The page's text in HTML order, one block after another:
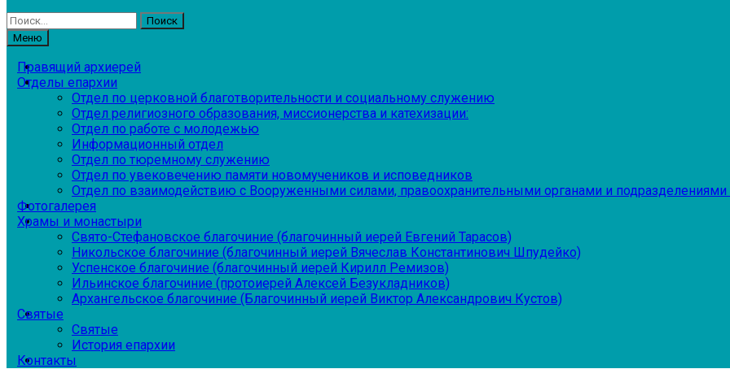
Найти:
Меню
Правящий архиерей
Отделы епархии
Отдел по церковной благотворительности и социальному служению
Отдел религиозного образования, миссионерства и катехизации:
Отдел по работе с молодежью
Информационный отдел
Отдел по тюремному служению
Отдел по увековечению памяти новомучеников и исповедников
Отдел по взаимодействию с Вооруженными силами, правоохранительными органами и
Фотогалерея
Храмы и монастыри
Свято-Стефановское благочиние (благочинный иерей Евгений Тарасов)
Никольское благочиние (благочинный иерей Вячеслав Константинович Шпудейко)
Успенское благочиние (благочинный иерей Кирилл Ремизов)
Ильинское благочиние (протоиерей Алексей Безукладников)
Архангельское благочиние (Благочинный иерей Виктор Александрович Кустов)
Святые
Святые
История епархии
Контакты